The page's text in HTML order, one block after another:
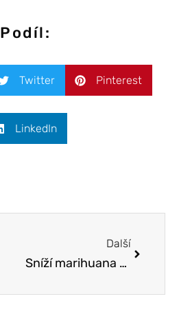
Podíl:
Twitter Pinterest
LinkedIn
Další
Sníží marihuana hladinu testosteronu?